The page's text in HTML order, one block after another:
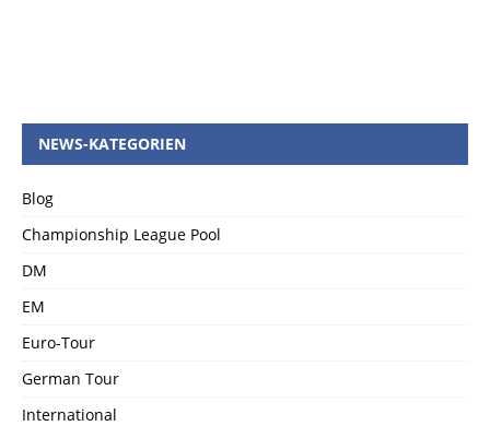
NEWS-KATEGORIEN
Blog
Championship League Pool
DM
EM
Euro-Tour
German Tour
International